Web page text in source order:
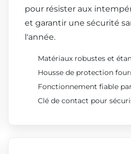
pour résister aux
et garantir une sécurité
l'année.
Matériaux robustes et
Housse de protection
Fonctionnement fiable
Clé de contact pour